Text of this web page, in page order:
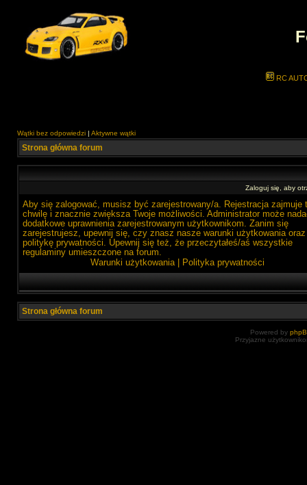
RC
Wątki bez odpowiedzi | Aktywne wątki
Strona główna forum
Zaloguj się, aby
Aby się zalogować, musisz być zarejestrowany/a. Rejestracja zajmuje
chwilę i znacznie zwiększa Twoje możliwości. Administrator może
dodatkowe uprawnienia zarejestrowanym użytkownikom. Zanim się
zarejestrujesz, upewnij się, czy znasz nasze warunki użytkowania oraz
politykę prywatności. Upewnij się też, że przeczytałeś/aś wszystkie
regulaminy umieszczone na forum.
Warunki użytkowania| Polityka prywatności
Strona główna forum
Powered by
Przyjazne